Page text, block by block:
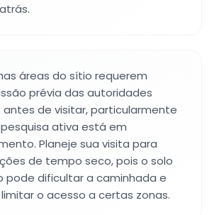
áreas do sítio requerem
prévia das autoridades
antes de visitar, particularmente
ativa está em
Planeje sua visita para
de tempo seco, pois o solo
pode dificultar a caminhada e
o acesso a certas zonas.